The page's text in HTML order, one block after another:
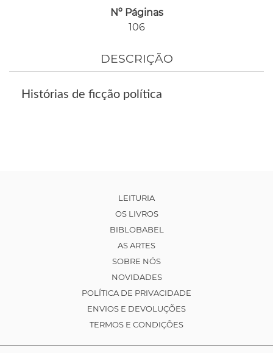
Nº Páginas
106
DESCRIÇÃO
Histórias de ficção política
LEITURIA
OS LIVROS
BIBLOBABEL
AS ARTES
SOBRE NÓS
NOVIDADES
POLÍTICA DE PRIVACIDADE
ENVIOS E DEVOLUÇÕES
TERMOS E CONDIÇÕES